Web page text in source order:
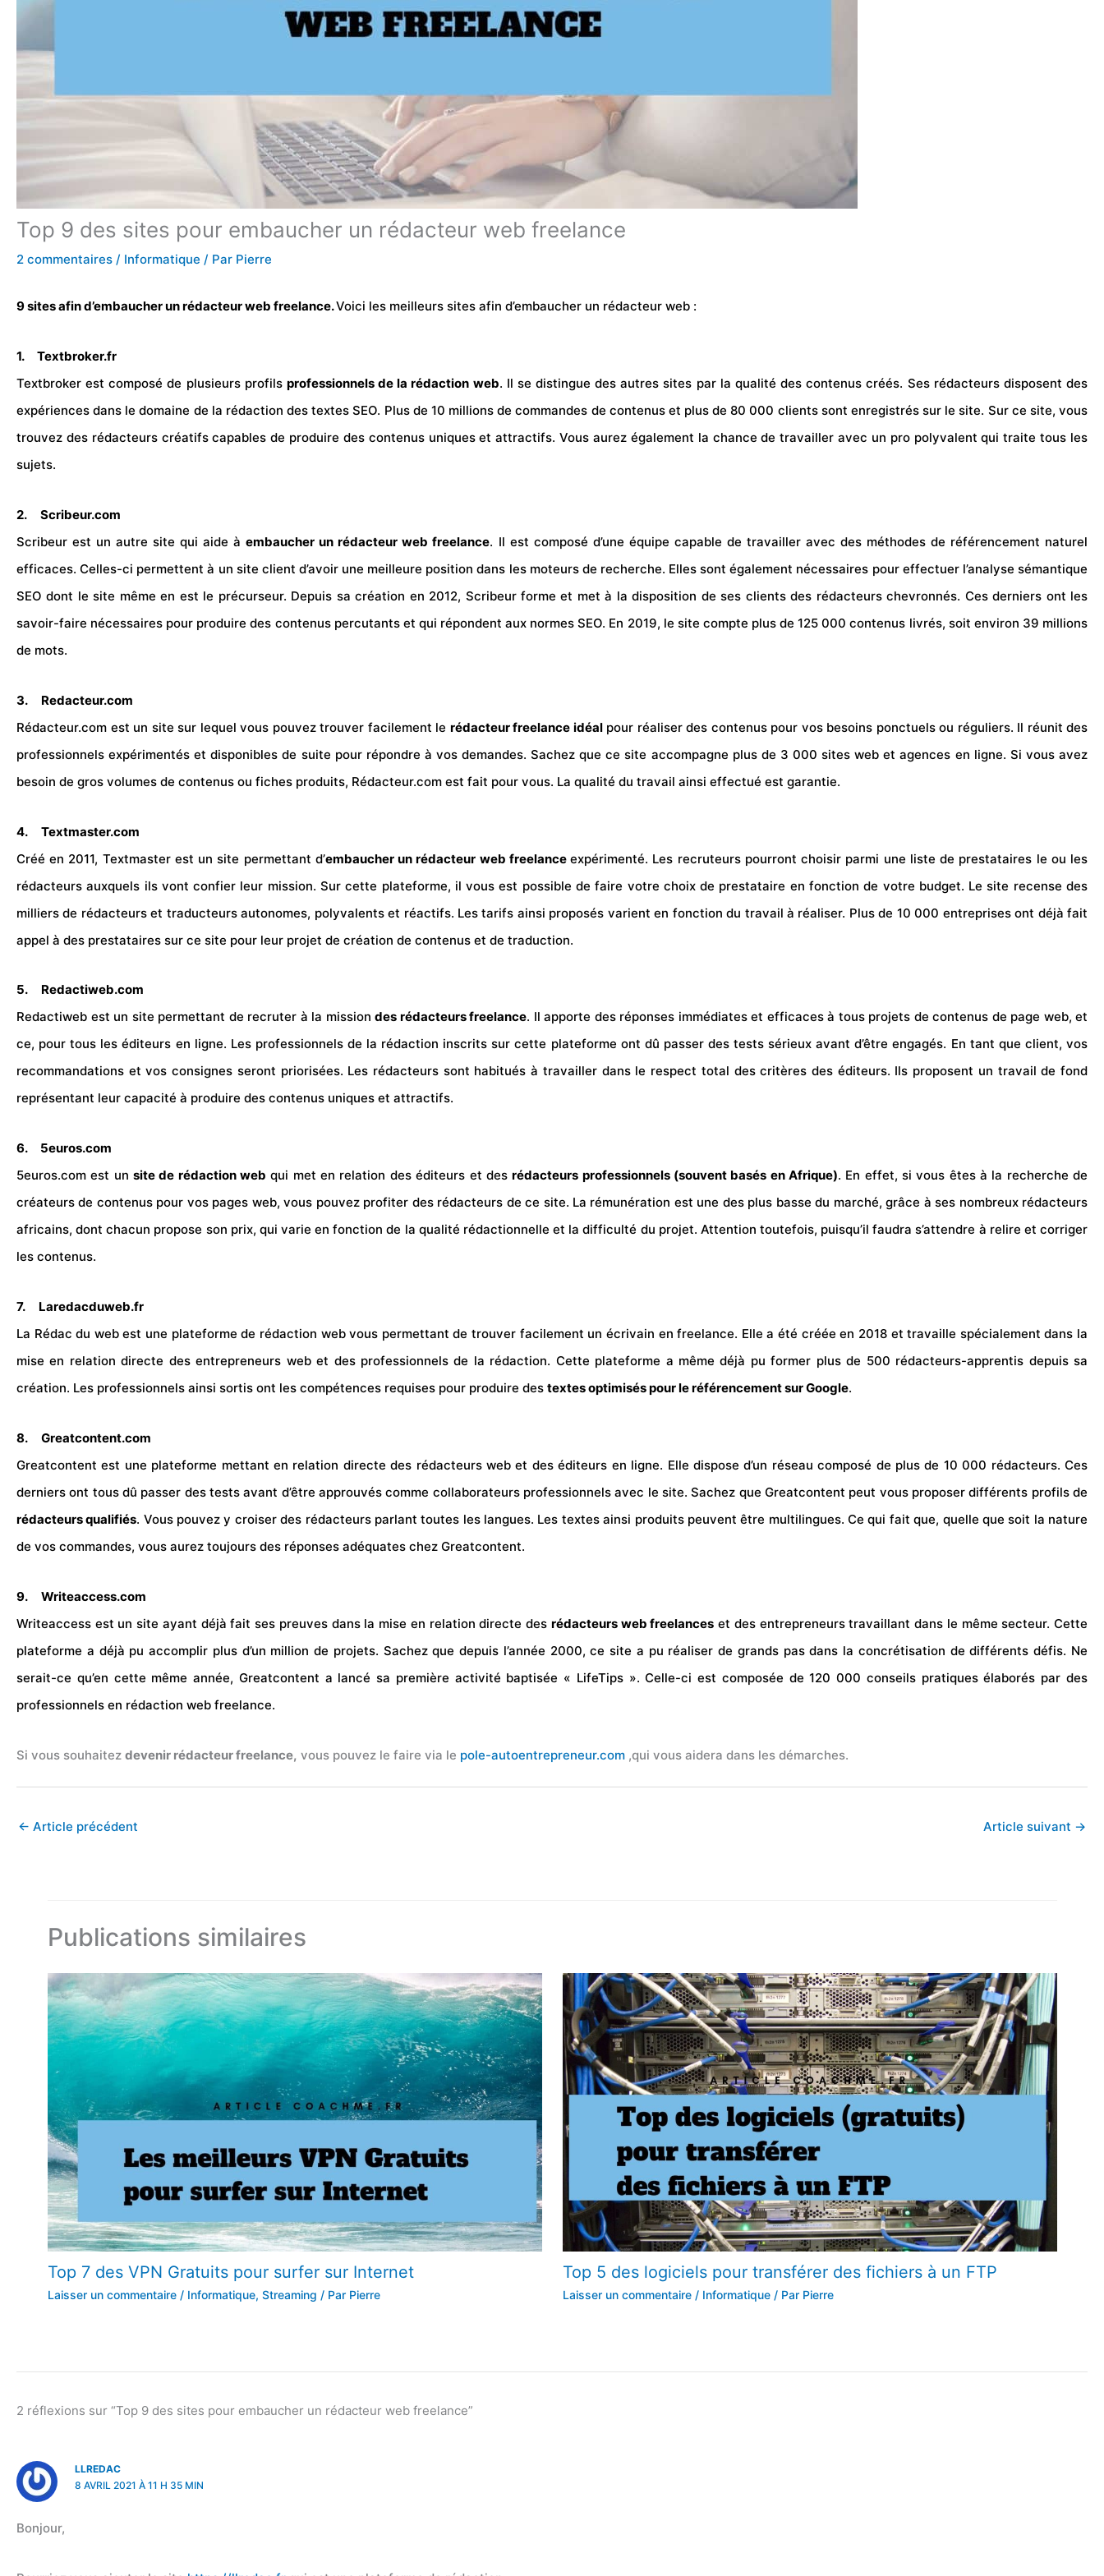
Top 9 des sites pour embaucher un rédacteur web freelance
2 commentaires / Informatique / Par Pierre
9 sites afin d’embaucherun rédacteur web freelance.Voici les meilleurs sites afin d’embaucher un rédacteur web :
1. Textbroker.fr
Textbroker est composé de plusieurs profils professionnels de la rédaction web. Il se distingue des autres sites par la qualité des contenus créés. Ses rédacteurs disposent des
expériences dans le domaine de la rédaction des textes SEO. Plus de 10 millions de commandes de contenus et plus de 80 000 clients sont enregistrés sur le site. Sur ce site, vous
trouvez des rédacteurs créatifs capables de produire des contenus uniques et attractifs. Vous aurez également la chance de travailler avec un pro polyvalent qui traite tous les
sujets.
2.
Scribeur.com
Scribeur est un autre site qui aide àembaucher un rédacteur web freelance. Il est composé d’une équipe capable de travailler avec des méthodes de référencement naturel
efficaces. Celles-ci permettent à un site client d’avoir une meilleure position dans les moteurs de recherche. Elles sont également nécessaires pour effectuer l’analyse sémantique
SEO dont le site même en est le précurseur. Depuis sa création en 2012, Scribeur forme et met à la disposition de ses clients des rédacteurs chevronnés. Ces derniers ont les
savoir-faire nécessaires pour produire des contenus percutants et qui répondent aux normes SEO. En 2019, le site compte plus de 125 000 contenus livrés, soit environ 39 millions
de mots.
3.
Redacteur.com
Rédacteur.com est un site sur lequel vous pouvez trouver facilement le rédacteur freelance idéalpour réaliser des contenus pour vos besoins ponctuels ou réguliers. Il réunit des
professionnels expérimentés et disponibles de suite pour répondre à vos demandes. Sachez que ce site accompagne plus de 3 000 sites web et agences en ligne. Si vous avez
besoin de gros volumes de contenus ou fiches produits, Rédacteur.com est fait pour vous. La qualité du travail ainsi effectué est garantie.
4.
Textmaster.com
Créé en 2011, Textmaster est un site permettant d’embaucher un rédacteur web freelanceexpérimenté. Les recruteurs pourront choisir parmi une liste de prestataires le ou les
rédacteurs auxquels ils vont confier leur mission. Sur cette plateforme, il vous est possible de faire votre choix de prestataire en fonction de votre budget. Le site recense des
milliers de rédacteurs et traducteurs autonomes, polyvalents et réactifs. Les tarifs ainsi proposés varient en fonction du travail à réaliser. Plus de 10 000 entreprises ont déjà fait
appel à des prestataires sur ce site pour leur projet de création de contenus et de traduction.
5.
Redactiweb.com
Redactiweb est un site permettant de recruter à la mission des rédacteurs freelance. Il apporte des réponses immédiates et efficaces à tous projets de contenus de page web, et
ce, pour tous les éditeurs en ligne. Les professionnels de la rédaction inscrits sur cette plateforme ont dû passer des tests sérieux avant d’être engagés. En tant que client, vos
recommandations et vos consignes seront priorisées. Les rédacteurs sont habitués à travailler dans le respect total des critères des éditeurs. Ils proposent un travail de fond
représentant leur capacité à produire des contenus uniques et attractifs.
6.
5euros.com
5euros.com est unsite de rédaction web qui met en relation des éditeurs et desrédacteurs professionnels (souvent basés en Afrique). En effet, si vous êtes à la recherche de
créateurs de contenus pour vos pages web, vous pouvez profiter des rédacteurs de ce site. La rémunération est une des plus basse du marché, grâce à ses nombreux rédacteurs
africains, dont chacun propose son prix, qui varie en fonction de la qualité rédactionnelle et la difficulté du projet. Attention toutefois, puisqu’il faudra s’attendre à relire et corriger
les contenus.
7.
Laredacduweb.fr
La Rédac du web est une plateforme de rédaction webvous permettant de trouver facilement un écrivain en freelance. Elle a été créée en 2018 et travaille spécialement dans la
mise en relation directe des entrepreneurs web et des professionnels de la rédaction. Cette plateforme a même déjà pu former plus de 500 rédacteurs-apprentis depuis sa
création. Les professionnels ainsi sortis ont les compétences requises pour produire des textes optimisés pour le référencement sur Google.
8.
Greatcontent.com
Greatcontent est une plateforme mettant en relation directe des rédacteurs web et des éditeurs en ligne. Elle dispose d’un réseau composé de plus de 10 000 rédacteurs. Ces
derniers ont tous dû passer des tests avant d’être approuvés comme collaborateurs professionnels avec le site. Sachez que Greatcontent peut vous proposer différents profils de
rédacteurs qualifiés. Vous pouvez y croiser des rédacteurs parlant toutes les langues. Les textes ainsi produits peuvent être multilingues. Ce qui fait que, quelle que soit la nature
de vos commandes, vous aurez toujours des réponses adéquates chez Greatcontent.
9.
Writeaccess.com
Writeaccess est un site ayant déjà fait ses preuves dans la mise en relation directe des rédacteurs web freelances et des entrepreneurs travaillant dans le même secteur. Cette
plateforme a déjà pu accomplir plus d’un million de projets. Sachez que depuis l’année 2000, ce site a pu réaliser de grands pas dans la concrétisation de différents défis. Ne
serait-ce qu’en cette même année, Greatcontent a lancé sa première activité baptisée « LifeTips ». Celle-ci est composée de 120 000 conseils pratiques élaborés par des
professionnels en rédaction web freelance.
Si vous souhaitez devenir rédacteur freelance, vous pouvez le faire via le pole-autoentrepreneur.com ,qui vous aidera dans les démarches.
← Article précédent Article suivant →
Publications similaires
Top 7 des VPN Gratuits pour surfer sur Internet
Laisser un commentaire / Informatique, Streaming / Par Pierre
Top 5 des logiciels pour transférer des fichiers à un FTP
Laisser un commentaire / Informatique/ Par Pierre
2 réflexions sur “Top 9 des sites pour embaucher un rédacteur web freelance”
LLREDAC
8 AVRIL 2021 À 11 H 35 MIN
Bonjour,